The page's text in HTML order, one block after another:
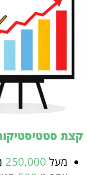
קצת
מעל 250,000